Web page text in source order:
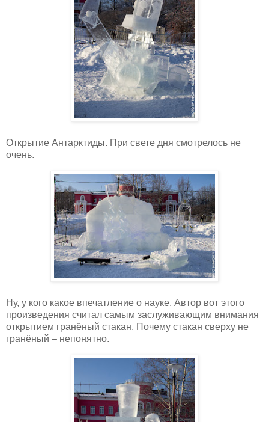
Открытие Антарктиды. При свете дня смотрелось не
очень.
Ну, у кого какое впечатление о науке. Автор вот этого
произведения считал самым заслуживающим внимания
открытием гранёный стакан. Почему стакан сверху не
гранёный – непонятно.